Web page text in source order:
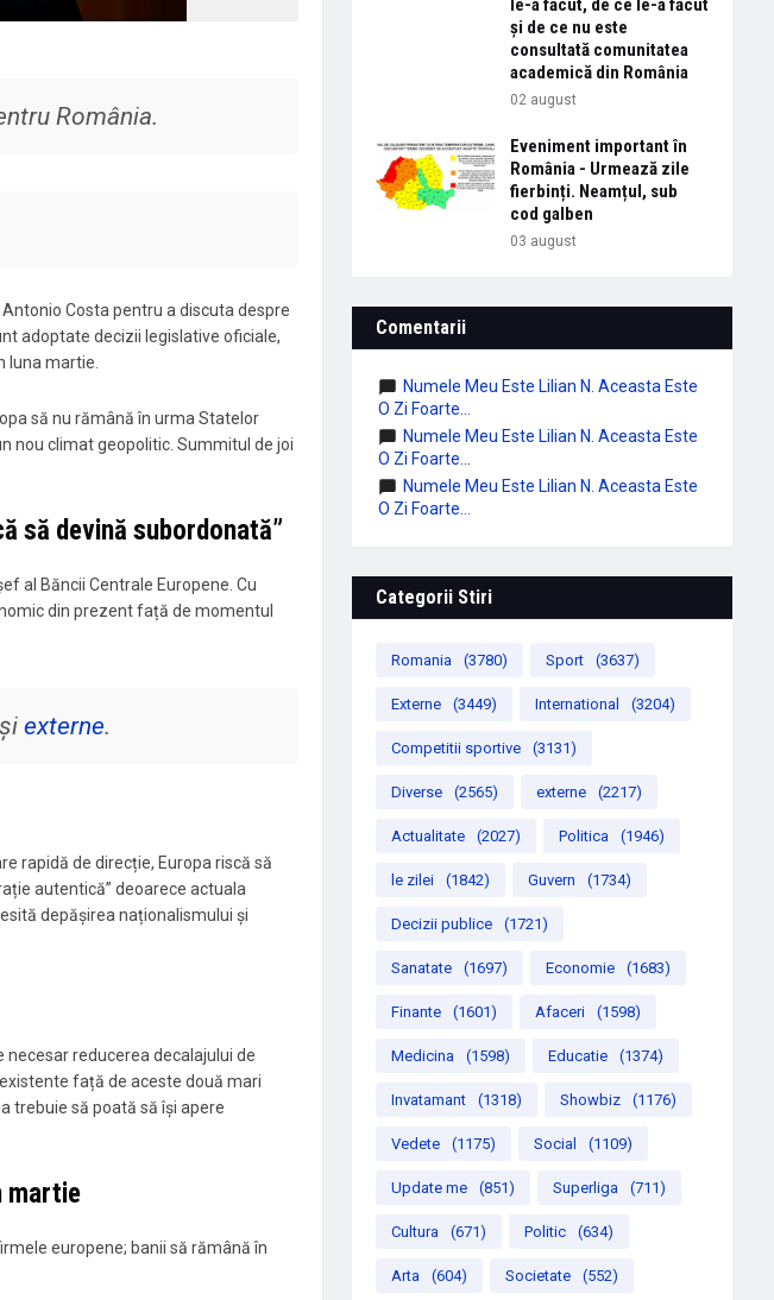
România.
Costa pentru a discuta despre
adoptate decizii legislative oficiale,
luna martie.
să nu rămână în urma Statelor
nou climat geopolitic. Summitul de joi
să devină subordonată”
al Băncii Centrale Europene. Cu
din prezent față de momentul
externe.
rapidă de direcție, Europa riscă să
autentică” deoarece actuala
depășirea naționalismului și
reducerea decalajului de
față de aceste două mari
trebuie să poată să își apere
martie
europene; banii să rămână în
le-a făcut, de ce le-a făcut
și de ce nu este
consultată comunitatea
academică din România
02 august
Eveniment important în
România - Urmează zile
fierbinți. Neamțul, sub
cod galben
03 august
Comentarii
Numele Meu Este Lilian N. Aceasta Este
O Zi Foarte...
Numele Meu Este Lilian N. Aceasta Este
O Zi Foarte...
Numele Meu Este Lilian N. Aceasta Este
O Zi Foarte...
Categorii Stiri
Romania (3780) Sport (3637)
Externe (3449) International (3204)
Competitii sportive (3131)
Diverse (2565) externe (2217)
Actualitate (2027) Politica (1946)
le zilei (1842) Guvern (1734)
Decizii publice (1721)
Sanatate (1697) Economie (1683)
Finante (1601) Afaceri (1598)
Medicina (1598) Educatie (1374)
Invatamant (1318) Showbiz (1176)
Vedete (1175) Social (1109)
Update me (851) Superliga (711)
Cultura (671) Politic (634)
Arta (604) Societate (552)